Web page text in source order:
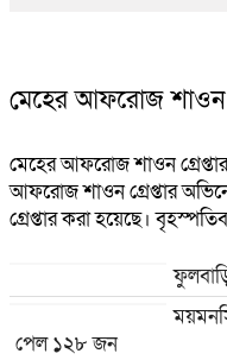
মেহের আফরোজ শাওন
মেহের আফরোজ শাওন
আফরোজ শাওন গ্রেপ্তার
গ্রেপ্তার করা হয়েছে।
পেল ১২৮ জন